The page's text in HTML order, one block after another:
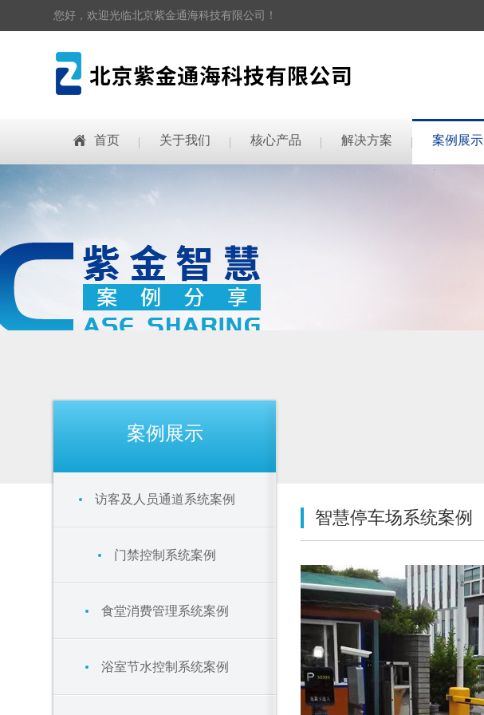
您好，欢迎光临北京紫金通海科技有限公司！
首页 关于我们 核心产品 解决方案 案例展示
案例展示
访客及人员通道系统案例
门禁控制系统案例
食堂消费管理系统案例
浴室节水控制系统案例
智慧停车场系统案例